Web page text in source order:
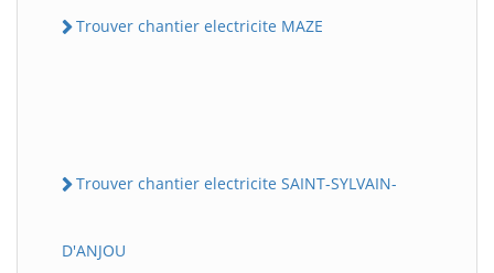
Trouver chantier electricite MAZE
Trouver chantier electricite SAINT-SYLVAIN-
D'ANJOU